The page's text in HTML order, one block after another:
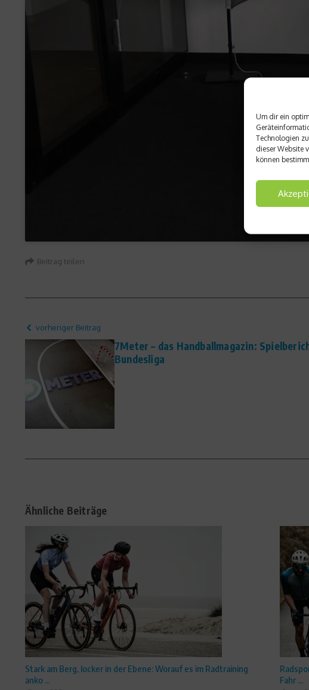
Um dir ein
Technologien
dieser Website
können
Beitrag teilen
vorheriger Beitrag
7Meter – das Handballmagazin:
Bundesliga
Ähnliche Beiträge
Stark am Berg, locker in der Ebene: Worauf es im Radtraining
anko ...
Fahr ...